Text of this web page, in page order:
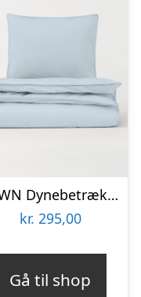
DAWN Dynebetræk Baby/Junior – Arctic Blue – 70z100 cm – 100% økologisk bomuld –
kr. 295,00
Gå til shop